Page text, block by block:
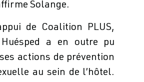
Solange.
de Coalition PLUS,
Huésped a en outre pu
actions de prévention
au sein de l’hôtel.